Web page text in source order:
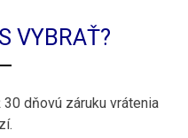
VYBRAŤ?
dňovú záruku vrátenia